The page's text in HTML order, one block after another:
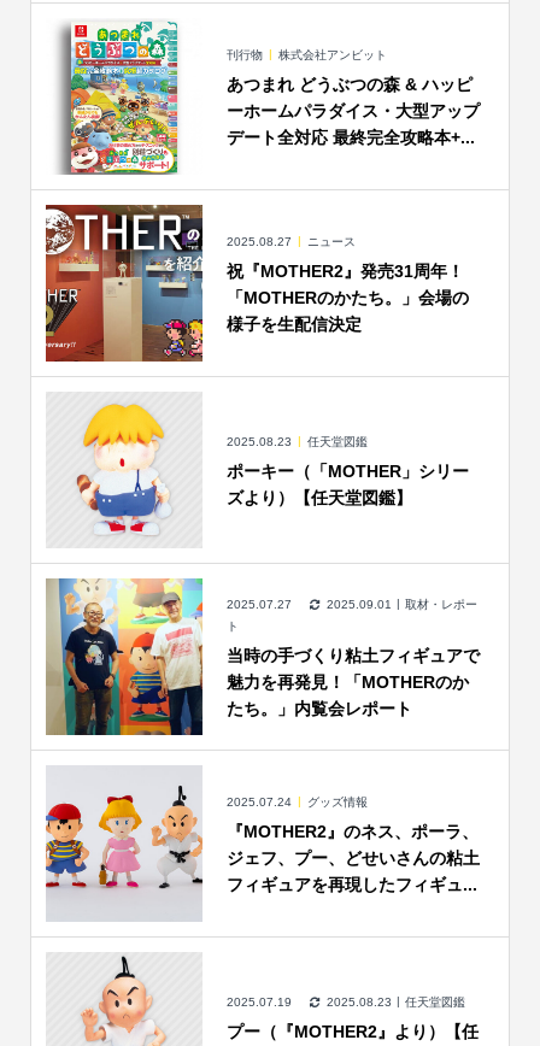
刊行物 株式会社アンビット
あつまれ どうぶつの森 & ハッピ
ーホームパラダイス・大型アップ
デート全対応 最終完全攻略本+...
2025.08.27 ニュース
祝『MOTHER2』発売31周年！
「MOTHERのかたち。」会場の
様子を生配信決定
2025.08.23 任天堂図鑑
ポーキー（「MOTHER」シリー
ズより）【任天堂図鑑】
2025.07.27 2025.09.01
取材・レポー
ト
当時の手づくり粘土フィギュアで
魅力を再発見！「MOTHERのか
たち。」内覧会レポート
2025.07.24 グッズ情報
『MOTHER2』のネス、ポーラ、
ジェフ、プー、どせいさんの粘土
フィギュアを再現したフィギュ...
2025.07.19 2025.08.23 任天堂図鑑
プー（『MOTHER2』より）【任